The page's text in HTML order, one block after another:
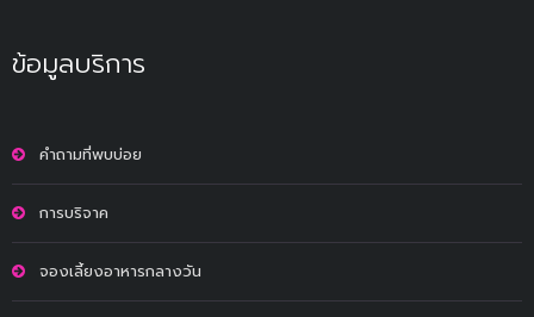
ข้อมูลบริการ
คำถามที่พบบ่อย
การบริจาค
จองเลี้ยงอาหารกลางวัน